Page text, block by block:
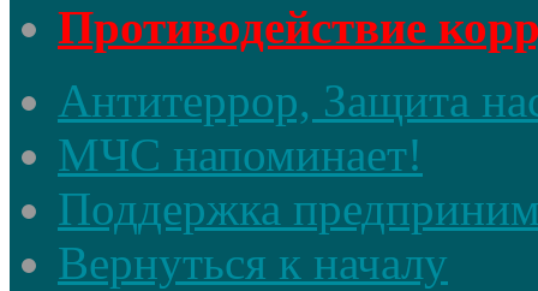
Противодействие
Антитеррор, Защита
МЧС напоминает!
Поддержка
Вернуться к началу